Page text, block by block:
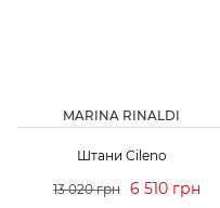
MARINA RINALDI
Штани Cileno
13 020 грн 6 510 грн